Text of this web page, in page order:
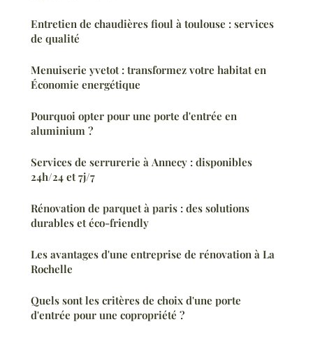
Entretien de chaudières fioul à toulouse : services
de qualité
Menuiserie yvetot : transformez votre habitat en
Économie energétique
Pourquoi opter pour une porte d'entrée en
aluminium ?
Services de serrurerie à Annecy : disponibles
24h/24 et 7j/7
Rénovation de parquet à paris : des solutions
durables et éco-friendly
Les avantages d'une entreprise de rénovation à La
Rochelle
Quels sont les critères de choix d'une porte
d'entrée pour une copropriété ?